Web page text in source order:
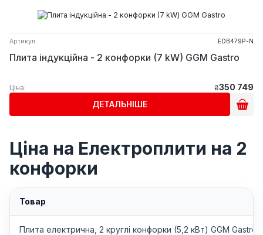
Артикул: EDB479P-N
Плита індукційна - 2 конфорки (7 kW) GGM Gastro
Ціна: ₴350 749
ДЕТАЛЬНІШЕ
Ціна на Електроплити на 2
конфорки
Товар
Плита електрична, 2 круглі конфорки (5,2 кВт) GGM Gastro